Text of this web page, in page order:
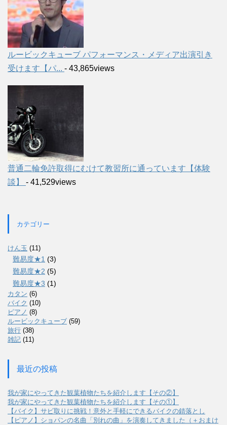
ルービックキューブ パフォーマンス・メディア出演引き
受けます【パ... - 43,865views
普通二輪免許取得にむけて教習所に通っています【体験
談】 - 41,529views
カテゴリー
けん玉 (11)
難易度★1 (3)
難易度★2 (5)
難易度★3 (1)
カタン (6)
バイク (10)
ピアノ (8)
ルービックキューブ (59)
旅行 (38)
雑記 (11)
最近の投稿
我が家にやってきた観葉植物たちを紹介します【その②】
我が家にやってきた観葉植物たちを紹介します【その①】
【バイク】サビ取りに挑戦！意外と手軽にできるバイクの錆落とし
【ピアノ】ショパンの名曲「別れの曲」を演奏してきました（＋おまけ